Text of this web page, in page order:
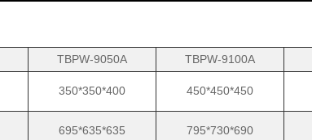
TBPW-9050A TBPW-9100A
350*350*400 450*450*450
695*635*635 795*730*690